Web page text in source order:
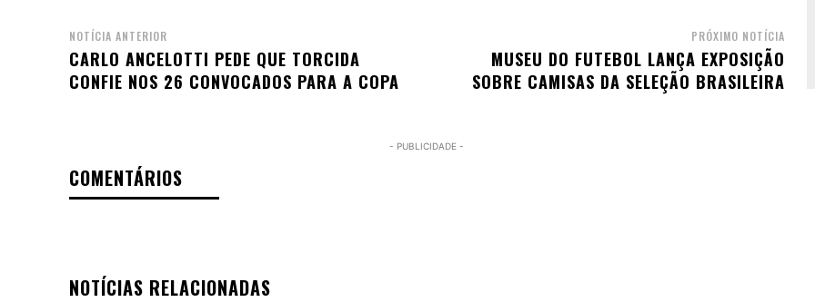
NOTÍCIA ANTERIOR
CARLO ANCELOTTI PEDE QUE TORCIDA
CONFIE NOS 26 CONVOCADOS PARA A COPA
PRÓXIMO NOTÍCIA
MUSEU DO FUTEBOL LANÇA EXPOSIÇÃO
SOBRE CAMISAS DA SELEÇÃO BRASILEIRA
- PUBLICIDADE -
COMENTÁRIOS
NOTÍCIAS RELACIONADAS